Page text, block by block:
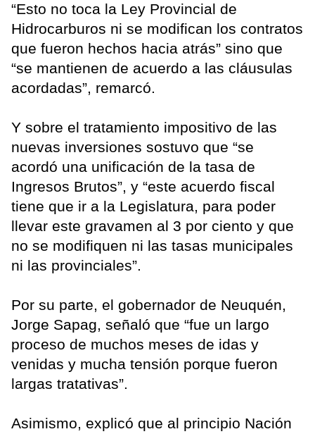
“Esto no toca la Ley Provincial de
Hidrocarburos ni se modifican los contratos
que fueron hechos hacia atrás” sino que
“se mantienen de acuerdo a las cláusulas
acordadas”, remarcó.
Y sobre el tratamiento impositivo de las
nuevas inversiones sostuvo que “se
acordó una unificación de la tasa de
Ingresos Brutos”, y “este acuerdo fiscal
tiene que ir a la Legislatura, para poder
llevar este gravamen al 3 por ciento y que
no se modifiquen ni las tasas municipales
ni las provinciales”.
Por su parte, el gobernador de Neuquén,
Jorge Sapag, señaló que “fue un largo
proceso de muchos meses de idas y
venidas y mucha tensión porque fueron
largas tratativas”.
Asimismo, explicó que al principio Nación